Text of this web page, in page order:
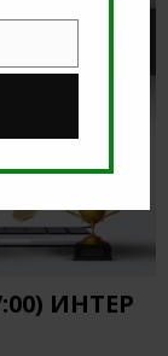
ИНТЕР